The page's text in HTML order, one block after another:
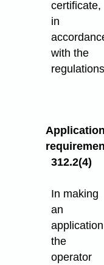
certificate,
in
with the
Application
312.2(4)
In making
an
the
operator